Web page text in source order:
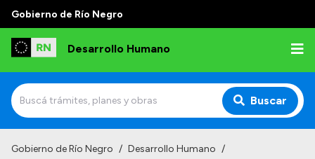
Gobierno de Río Negro
Desarrollo Humano
Buscar
Gobierno de Río Negro / Desarrollo Humano /